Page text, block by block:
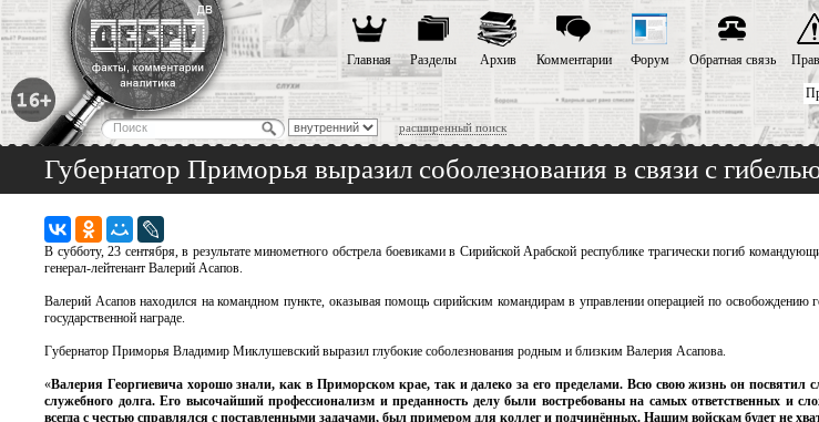
расширенный поиск
Главная Разделы Архив Комментарии Форум Обратная связь
Губернатор Приморья выразил соболезнования в связи с
В субботу, 23 сентября, в результате минометного обстрела боевиками в Сирийской Арабской республике трагически погиб
генерал-лейтенант Валерий Асапов.
Валерий Асапов находился на командном пункте, оказывая помощь сирийским командирам в управлении операцией по освобождению
государственной награде.
Губернатор Приморья Владимир Миклушевский выразил глубокие соболезнования родным и близким Валерия Асапова.
«Валерия Георгиевича хорошо знали, как в Приморском крае, так и далеко за его пределами. Всю свою жизнь он посвятил
служебного долга. Его высочайший профессионализм и преданность делу были востребованы на самых ответственных и
всегда с честью справлялся с поставленными задачами, был примером для коллег и подчинённых. Нашим войскам будет не